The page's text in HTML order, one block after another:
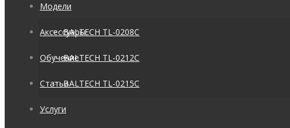
Модели
BALTECH TL-0208C
BALTECH TL-0212C
BALTECH TL-0215C
Аксессуары
Обучение
Статьи
Услуги